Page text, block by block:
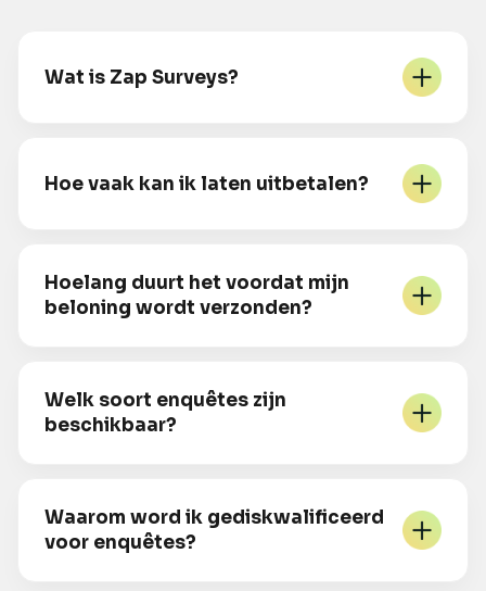
Wat is Zap Surveys?
Hoe vaak kan ik laten uitbetalen?
Hoelang duurt het voordat mijn
beloning wordt verzonden?
Welk soort enquêtes zijn
beschikbaar?
Waarom word ik gediskwalificeerd
voor enquêtes?